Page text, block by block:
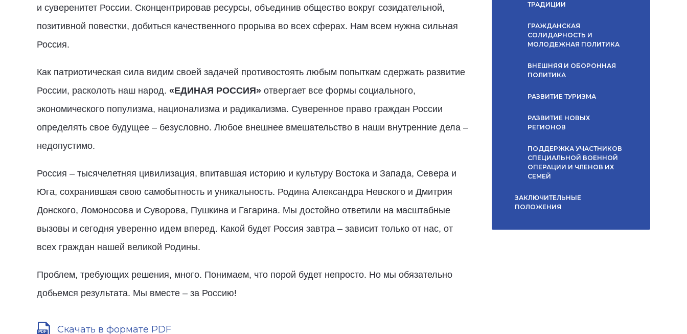
и суверенитет России. Сконцентрировав ресурсы, объединив общество вокруг созидательной,
позитивной повестки, добиться качественного прорыва во всех сферах. Нам всем нужна сильная
Россия.
Как патриотическая сила видим своей задачей противостоять любым попыткам сдержать развитие
России, расколоть наш народ. «ЕДИНАЯ РОССИЯ» отвергает все формы социального,
экономического популизма, национализма и радикализма. Суверенное право граждан России
определять свое будущее – безусловно. Любое внешнее вмешательство в наши внутренние дела –
недопустимо.
Россия – тысячелетняя цивилизация, впитавшая историю и культуру Востока и Запада, Севера и
Юга, сохранившая свою самобытность и уникальность. Родина Александра Невского и Дмитрия
Донского, Ломоносова и Суворова, Пушкина и Гагарина. Мы достойно ответили на масштабные
вызовы и сегодня уверенно идем вперед. Какой будет Россия завтра – зависит только от нас, от
всех граждан нашей великой Родины.
Проблем, требующих решения, много. Понимаем, что порой будет непросто. Но мы обязательно
добьемся результата. Мы вместе – за Россию!
Скачать в формате PDF
ТРАДИЦИИ
ГРАЖДАНСКАЯ
СОЛИДАРНОСТЬ И
МОЛОДЕЖНАЯ ПОЛИТИКА
ВНЕШНЯЯ И ОБОРОННАЯ
ПОЛИТИКА
РАЗВИТИЕ ТУРИЗМА
РАЗВИТИЕ НОВЫХ
РЕГИОНОВ
ПОДДЕРЖКА УЧАСТНИКОВ
СПЕЦИАЛЬНОЙ ВОЕННОЙ
ОПЕРАЦИИ И ЧЛЕНОВ ИХ
СЕМЕЙ
ЗАКЛЮЧИТЕЛЬНЫЕ
ПОЛОЖЕНИЯ